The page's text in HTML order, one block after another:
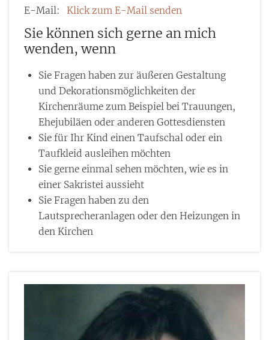
E-Mail: Klick zum E-Mail senden
Sie können sich gerne an mich
wenden, wenn
Sie Fragen haben zur äußeren Gestaltung
und Dekorationsmöglichkeiten der
Kirchenräume zum Beispiel bei Trauungen,
Ehejubiläen oder anderen Gottesdiensten
Sie für Ihr Kind einen Taufschal oder ein
Taufkleid ausleihen möchten
Sie gerne einmal sehen möchten, wie es in
einer Sakristei aussieht
Sie Fragen haben zu den
Lautsprecheranlagen oder den Heizungen in
den Kirchen